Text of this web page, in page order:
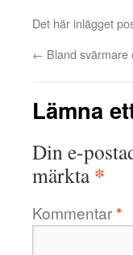
Det här inlägget
← Bland svärmare
Lämna
Din e-
märkta*
Kommentar*